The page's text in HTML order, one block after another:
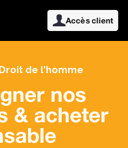
Accès client
de l'homme
nos
& acheter